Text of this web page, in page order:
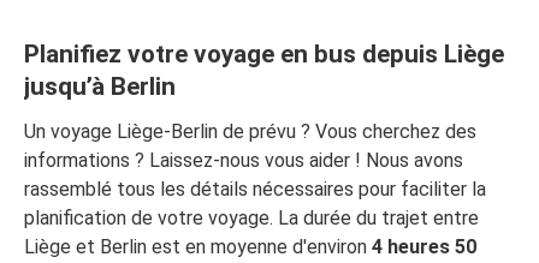
Planifiez votre voyage en bus depuis Liège
jusqu’à Berlin
Un voyage Liège-Berlin de prévu ? Vous cherchez des
informations ? Laissez-nous vous aider ! Nous avons
rassemblé tous les détails nécessaires pour faciliter la
planification de votre voyage. La durée du trajet entre
Liège et Berlin est en moyenne d'environ 4 heures 50